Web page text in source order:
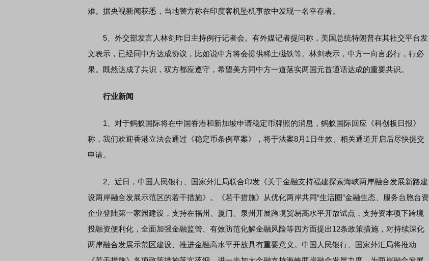
难。据央视新闻获悉，当地警方称在印度客机坠机事故中发现一名幸存者。
5、外交部发言人林剑昨日主持例行记者会。有外媒记者提问称，美国总统特朗普在其社交平台发
文表示，已经同中方达成协议，比如说中方将会提供稀土磁铁等。林剑表示，中方一向言必行，行必
果。既然达成了共识，双方都应遵守，希望美方同中方一道落实两国元首通话达成的重要共识。
行业新闻
1、对于蚂蚁国际将在中国香港和新加坡申请稳定币牌照的消息，蚂蚁国际回应《科创板日报》
称，我们欢迎香港立法会通过《稳定币条例草案》，将于法案8月1日生效、相关通道开启后尽快提交
申请。
2、近日，中国人民银行、国家外汇局联合印发《关于金融支持福建探索海峡两岸融合发展新路建
设两岸融合发展示范区的若干措施》。《若干措施》从优化两岸共同“生活圈”金融生态、服务台胞台资
企业登陆第一家园建设，支持在福州、厦门、泉州开展跨境贸易高水平开放试点，支持资本项下跨境
投融资便利化，全面加强金融监管、有效防范化解金融风险等四方面提出12条政策措施，对持续深化
两岸融合发展示范区建设、推进金融高水平开放具有重要意义。中国人民银行、国家外汇局将推动